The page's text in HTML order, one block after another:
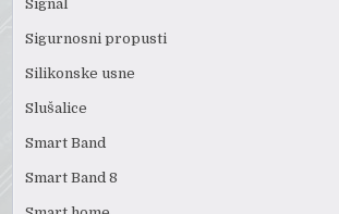
Signal
Sigurnosni propusti
Silikonske usne
Slušalice
Smart Band
Smart Band 8